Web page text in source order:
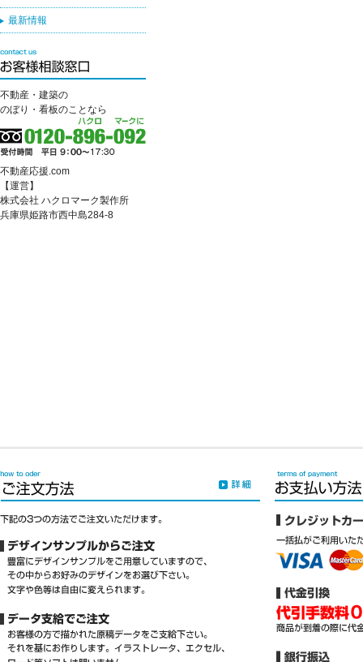
最新情報
不動産・建築の
のぼり・看板のことなら
不動産応援.com
【運営】
株式会社 ハクロマーク製作所
兵庫県姫路市西中島284-8